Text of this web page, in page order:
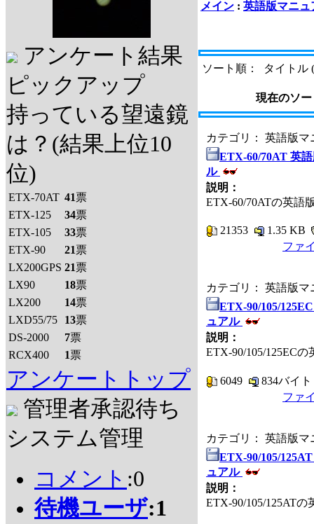
アンケート結果
ピックアップ
持っている望遠鏡
は？(結果上位10
位)
ETX-70AT 41票
ETX-125
34票
ETX-105
33票
ETX-90
21票
LX200GPS 21票
LX90
18票
LX200
14票
LXD55/75
13票
DS-2000
7票
RCX400
1票
アンケートトップ
管理者承認待ち
システム管理
コメント :0
待機ユーザ:1
メイン : 英語版マニュ
ソート順： タイトル (
現在のソ
カテゴリ： 英語版
ETX-60/70AT 英
ル
説明：
ETX-60/70ATの英語
21353
1.35 KB
ファ
カテゴリ： 英語版
ETX-90/105/
ュアル
説明：
ETX-90/105/125EC
6049
834バイ
ファ
カテゴリ： 英語版
ETX-90/105/
ュアル
説明：
ETX-90/105/125AT